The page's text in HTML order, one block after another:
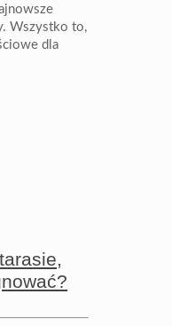
Wszystko to,
dla